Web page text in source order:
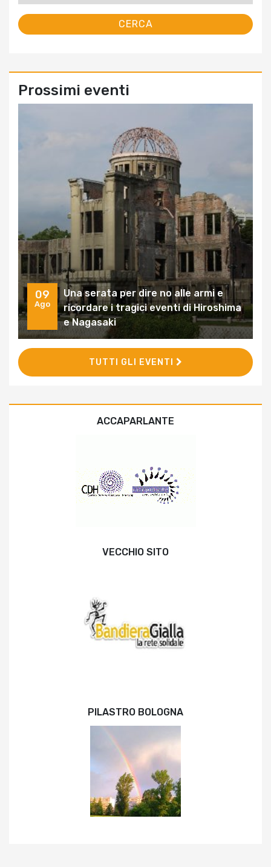
Prossimi eventi
09
Ago
Una serata per dire no alle armi e
ricordare i tragici eventi di Hiroshima
e Nagasaki
TUTTI GLI EVENTI
ACCAPARLANTE
VECCHIO SITO
PILASTRO BOLOGNA